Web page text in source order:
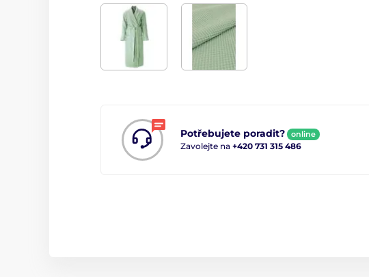
Potřebujete poradit? online
Zavolejte na +420 731 315 486